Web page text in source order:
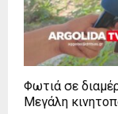
Φωτιά σε
Μεγάλη